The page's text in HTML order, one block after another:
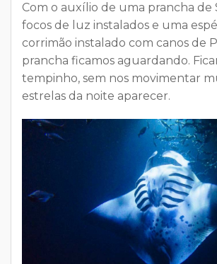
Com o auxílio de uma prancha de
focos de luz instalados e uma
corrimão instalado com canos de
prancha ficamos aguardando.
tempinho, sem nos movimentar
estrelas da noite aparecer.